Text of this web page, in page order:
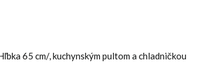
65 cm/, kuchynským pultom a chladničkou